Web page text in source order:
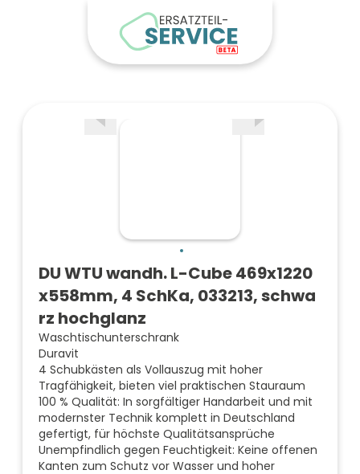
DU WTU wandh. L-Cube 469x1220
x558mm, 4 SchKa, 033213, schwa
rz hochglanz
Waschtischunterschrank
Duravit
4 Schubkästen als Vollauszug mit hoher
Tragfähigkeit, bieten viel praktischen Stauraum
100 % Qualität: In sorgfältiger Handarbeit und mit
modernster Technik komplett in Deutschland
gefertigt, für höchste Qualitätsansprüche
Unempfindlich gegen Feuchtigkeit: Keine offenen
Kanten zum Schutz vor Wasser und hoher